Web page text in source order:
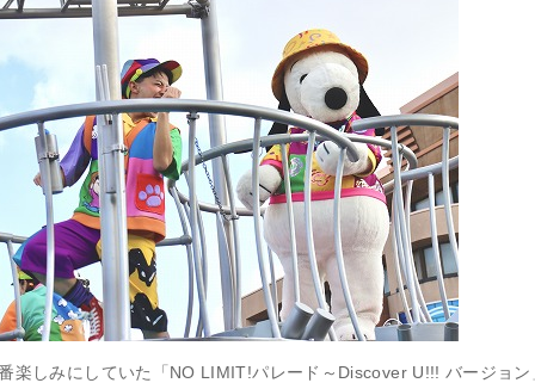
楽しみにしていた「NO LIMIT!パレード～Discover U!!! バージョン